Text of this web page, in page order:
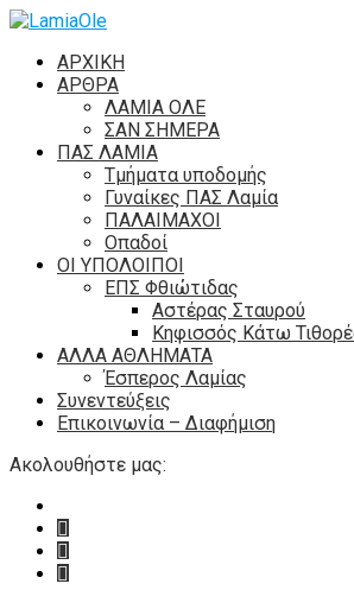
ΑΡΧΙΚΗ
ΑΡΘΡΑ
ΛΑΜΙΑ ΟΛΕ
ΣΑΝ ΣΗΜΕΡΑ
ΠΑΣ ΛΑΜΙΑ
Τμήματα υποδομής
Γυναίκες ΠΑΣ Λαμία
ΠΑΛΑΙΜΑΧΟΙ
Οπαδοί
ΟΙ ΥΠΟΛΟΙΠΟΙ
ΕΠΣ Φθιώτιδας
Αστέρας Σταυρού
Κηφισσός Κάτω
ΑΛΛΑ ΑΘΛΗΜΑΤΑ
Έσπερος Λαμίας
Συνεντεύξεις
Επικοινωνία – Διαφήμιση
Ακολουθήστε μας: